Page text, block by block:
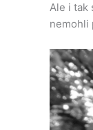
Ale i tak
nemohli